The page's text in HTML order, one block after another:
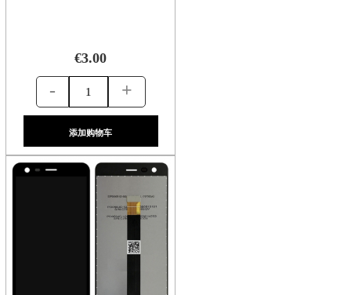
€3.00
- +
添加购物车